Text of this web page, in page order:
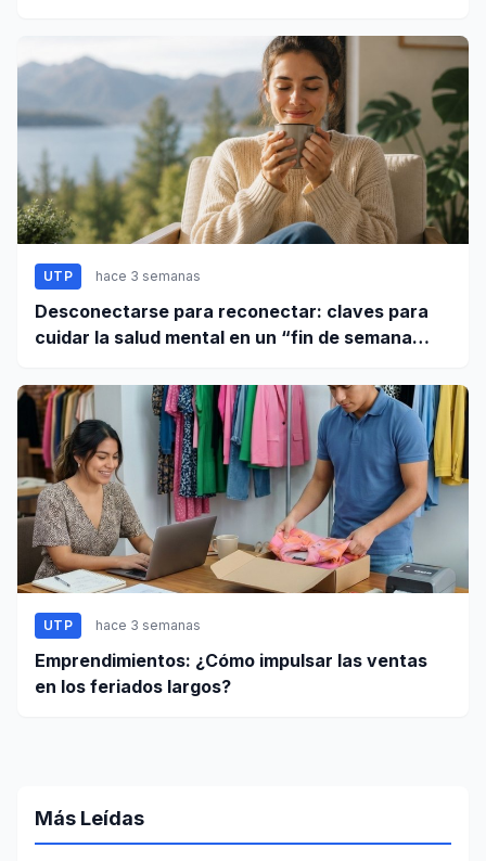
UTP hace 3 semanas
Desconectarse para reconectar: claves para
cuidar la salud mental en un “fin de semana
UTP hace 3 semanas
Emprendimientos: ¿Cómo impulsar las ventas
en los feriados largos?
Más Leídas